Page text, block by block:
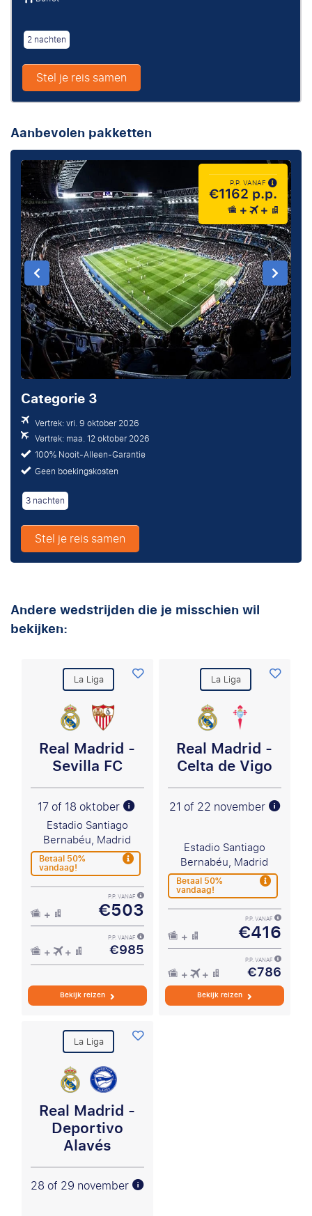
2 nachten
Stel je reis samen
Aanbevolen pakketten
P.P. VANAF
€1162 p.p.
Categorie 3
Vertrek: vri. 9 oktober 2026
Vertrek: maa. 12 oktober 2026
100% Nooit-Alleen-Garantie
Geen boekingskosten
3 nachten
Stel je reis samen
Andere wedstrijden die je misschien wil
bekijken:
La Liga
Real Madrid -
Sevilla FC
17 of 18 oktober
Estadio Santiago
Bernabéu, Madrid
Betaal 50%
vandaag!
P.P. VANAF
€503
P.P. VANAF
€985
Bekijk reizen
La Liga
Real Madrid -
Celta de Vigo
21 of 22 november
Estadio Santiago
Bernabéu, Madrid
Betaal 50%
vandaag!
P.P. VANAF
€416
P.P. VANAF
€786
Bekijk reizen
La Liga
Real Madrid -
Deportivo
Alavés
28 of 29 november